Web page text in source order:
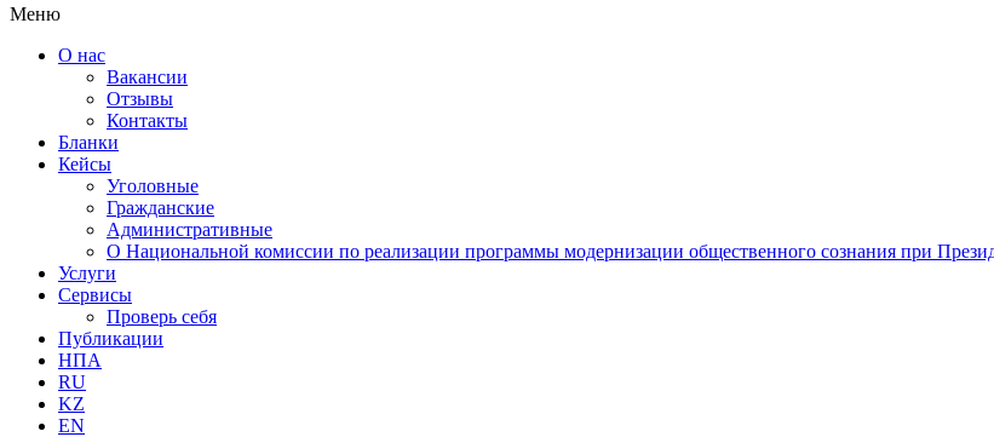
Меню
О нас
Вакансии
Отзывы
Контакты
Бланки
Кейсы
Уголовные
Гражданские
Административные
О Национальной комиссии по реализации программы модернизации общественного сознания при
Услуги
Сервисы
Проверь себя
Публикации
НПА
RU
KZ
EN